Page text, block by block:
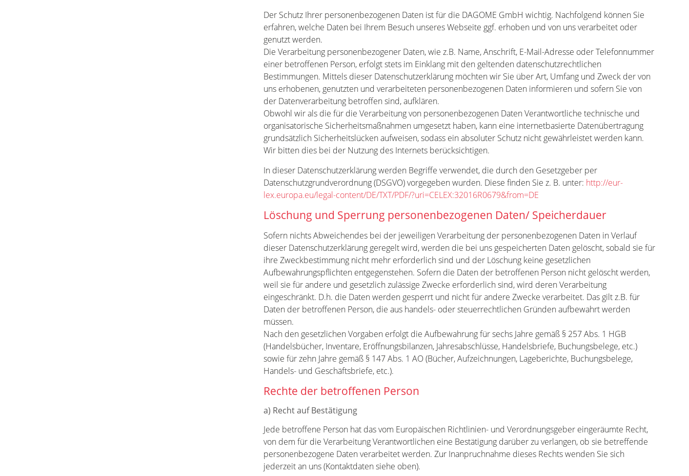
Der Schutz Ihrer personenbezogenen Daten ist für die DAGOME GmbH wichtig. Nachfolgend können Sie
erfahren, welche Daten bei Ihrem Besuch unseres Webseite ggf. erhoben und von uns verarbeitet oder
genutzt werden.
Die Verarbeitung personenbezogener Daten, wie z.B. Name, Anschrift, E-Mail-Adresse oder Telefonnummer
einer betroffenen Person, erfolgt stets im Einklang mit den geltenden datenschutzrechtlichen
Bestimmungen. Mittels dieser Datenschutzerklärung möchten wir Sie über Art, Umfang und Zweck der von
uns erhobenen, genutzten und verarbeiteten personenbezogenen Daten informieren und sofern Sie von
der Datenverarbeitung betroffen sind, aufklären.
Obwohl wir als die für die Verarbeitung von personenbezogenen Daten Verantwortliche technische und
organisatorische Sicherheitsmaßnahmen umgesetzt haben, kann eine internetbasierte Datenübertragung
grundsätzlich Sicherheitslücken aufweisen, sodass ein absoluter Schutz nicht gewährleistet werden kann.
Wir bitten dies bei der Nutzung des Internets berücksichtigen.
In dieser Datenschutzerklärung werden Begriffe verwendet, die durch den Gesetzgeber per
Datenschutzgrundverordnung (DSGVO) vorgegeben wurden. Diese finden Sie z. B. unter: http://eur-
lex.europa.eu/legal-content/DE/TXT/PDF/?uri=CELEX:32016R0679&from=DE
Löschung und Sperrung personenbezogenen Daten/ Speicherdauer
Sofern nichts Abweichendes bei der jeweiligen Verarbeitung der personenbezogenen Daten in Verlauf
dieser Datenschutzerklärung geregelt wird, werden die bei uns gespeicherten Daten gelöscht, sobald sie für
ihre Zweckbestimmung nicht mehr erforderlich sind und der Löschung keine gesetzlichen
Aufbewahrungspflichten entgegenstehen. Sofern die Daten der betroffenen Person nicht gelöscht werden,
weil sie für andere und gesetzlich zulässige Zwecke erforderlich sind, wird deren Verarbeitung
eingeschränkt. D.h. die Daten werden gesperrt und nicht für andere Zwecke verarbeitet. Das gilt z.B. für
Daten der betroffenen Person, die aus handels- oder steuerrechtlichen Gründen aufbewahrt werden
müssen.
Nach den gesetzlichen Vorgaben erfolgt die Aufbewahrung für sechs Jahre gemäß § 257 Abs. 1 HGB
(Handelsbücher, Inventare, Eröffnungsbilanzen, Jahresabschlüsse, Handelsbriefe, Buchungsbelege, etc.)
sowie für zehn Jahre gemäß § 147 Abs. 1 AO (Bücher, Aufzeichnungen, Lageberichte, Buchungsbelege,
Handels- und Geschäftsbriefe, etc.).
Rechte der betroffenen Person
a) Recht auf Bestätigung
Jede betroffene Person hat das vom Europäischen Richtlinien- und Verordnungsgeber eingeräumte Recht,
von dem für die Verarbeitung Verantwortlichen eine Bestätigung darüber zu verlangen, ob sie betreffende
personenbezogene Daten verarbeitet werden. Zur Inanpruchnahme dieses Rechts wenden Sie sich
jederzeit an uns (Kontaktdaten siehe oben).